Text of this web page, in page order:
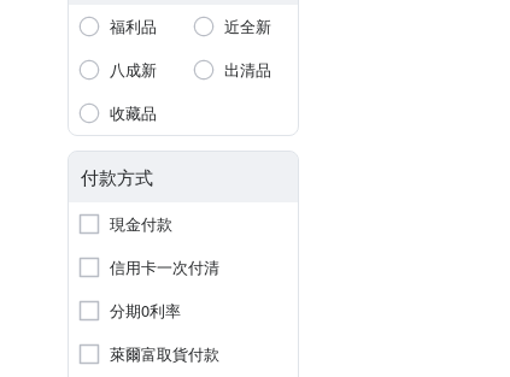
福利品
近全新
八成新
出清品
收藏品
付款方式
現金付款
信用卡一次付清
分期0利率
萊爾富取貨付款